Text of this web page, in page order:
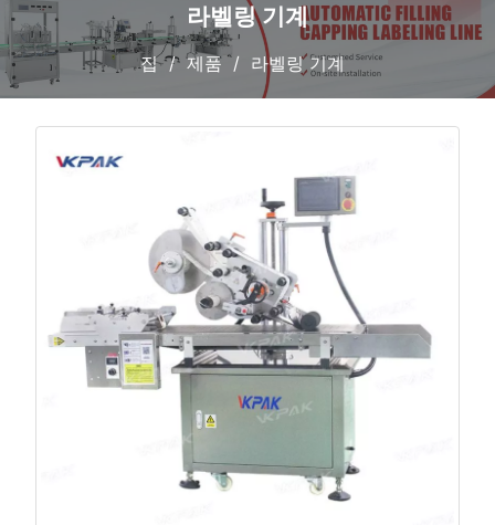
라벨링 기계
집 제품 라벨링 기계